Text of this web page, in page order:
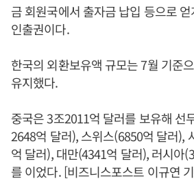
금 회원국에서 출자금 납입 등으로
인출권이다.
한국의 외환보유액 규모는 7월 기준
유지했다.
중국은 3조2011억 달러를 보유해 선
2648억 달러), 스위스(6850억 달러),
억 달러), 대만(4341억 달러), 러시아
를 이었다. [비즈니스포스트 이규연